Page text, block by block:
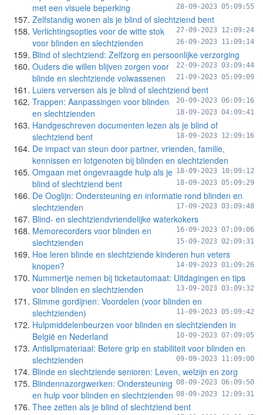
met een visuele beperking
28-09-2023 05:09:55
Zelfstandig wonen als je blind of slechtziend bent
27-09-2023 12:09:24
Verlichtingsopties voor de witte stok
voor blinden en slechtzienden
26-09-2023 11:09:14
Blind of slechtziend: Zelfzorg en persoonlijke verzorging
22-09-2023 03:09:44
Ouders die willen blijven zorgen voor
blinde en slechtziende volwassenen
21-09-2023 05:09:09
Luiers verversen als je blind of slechtziend bent
20-09-2023 06:09:16
Trappen: Aanpassingen voor blinden
en slechtzienden
18-09-2023 04:09:41
Handgeschreven documenten lezen als je blind of
slechtziend bent
18-09-2023 12:09:16
De impact van steun door partner, vrienden, familie,
kennissen en lotgenoten bij blinden en slechtzienden
18-09-2023 10:09:12
Omgaan met ongevraagde hulp als je
blind of slechtziend bent
18-09-2023 05:09:29
De Ooglijn: Ondersteuning en informatie rond blinden en
slechtzienden
17-09-2023 03:09:48
Blind- en slechtziendvriendelijke waterkokers
16-09-2023 07:09:06
Memorecorders voor blinden en
slechtzienden
15-09-2023 02:09:31
Hoe leren blinde en slechtziende kinderen hun veters
knopen?
14-09-2023 01:09:26
Nummertje nemen bij ticketautomaat: Uitdagingen en tips
voor blinden en slechtzienden
13-09-2023 03:09:32
Slimme gordijnen: Voordelen (voor blinden en
slechtzienden)
11-09-2023 05:09:42
Hulpmiddelenbeurzen voor blinden en slechtzienden in
België en Nederland
10-09-2023 07:09:05
Antislipmateriaal: Betere grip en stabiliteit voor blinden en
slechtzienden
09-09-2023 11:09:00
Blinde en slechtziende senioren: Leven, welzijn en zorg
08-09-2023 06:09:50
Blindennazorgwerken: Ondersteuning
en hulp voor blinden en slechtzienden 08-09-2023 12:09:31
Thee zetten als je blind of slechtziend bent